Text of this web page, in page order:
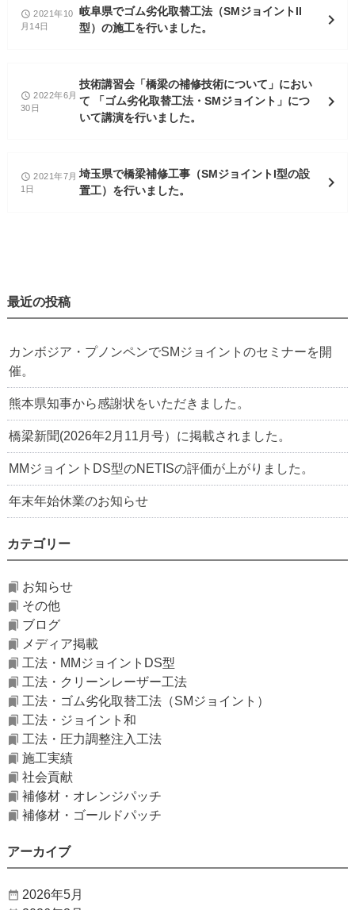
access_time 2021年10
月14日
岐阜県でゴム劣化取替工法（SMジョイントII
型）の施工を行いました。
chevron_right
access_time 2022年6月
30日
技術講習会「橋梁の補修技術について」におい
て 「ゴム劣化取替工法・SMジョイント」につ
いて講演を行いました。
chevron_right
access_time 2021年7月
1日
埼玉県で橋梁補修工事（SMジョイントI型の設
置工）を行いました。
chevron_right
最近の投稿
カンボジア・プノンペンでSMジョイントのセミナーを開
催。
熊本県知事から感謝状をいただきました。
橋梁新聞(2026年2月11月号）に掲載されました。
MMジョイントDS型のNETISの評価が上がりました。
年末年始休業のお知らせ
カテゴリー
お知らせ
その他
ブログ
メディア掲載
工法・MMジョイントDS型
工法・クリーンレーザー工法
工法・ゴム劣化取替工法（SMジョイント）
工法・ジョイント和
工法・圧力調整注入工法
施工実績
社会貢献
補修材・オレンジパッチ
補修材・ゴールドパッチ
アーカイブ
2026年5月